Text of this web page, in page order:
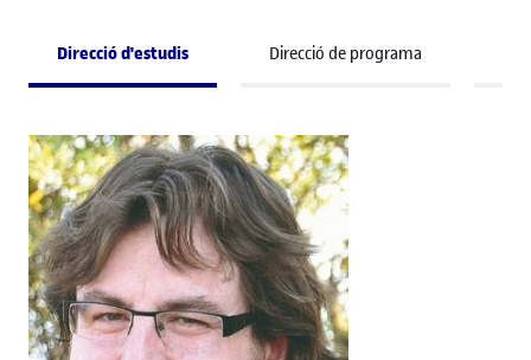
Direcció d'estudis Direcció de programa